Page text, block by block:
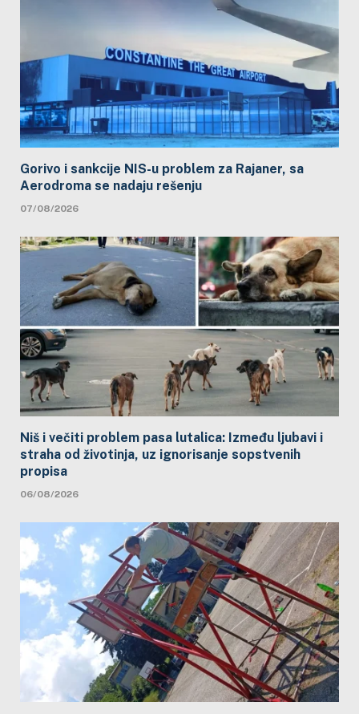
Gorivo i sankcije NIS-u problem za Rajaner, sa
Aerodroma se nadaju rešenju
07/08/2026
Niš i večiti problem pasa lutalica: Između ljubavi i
straha od životinja, uz ignorisanje sopstvenih
propisa
06/08/2026